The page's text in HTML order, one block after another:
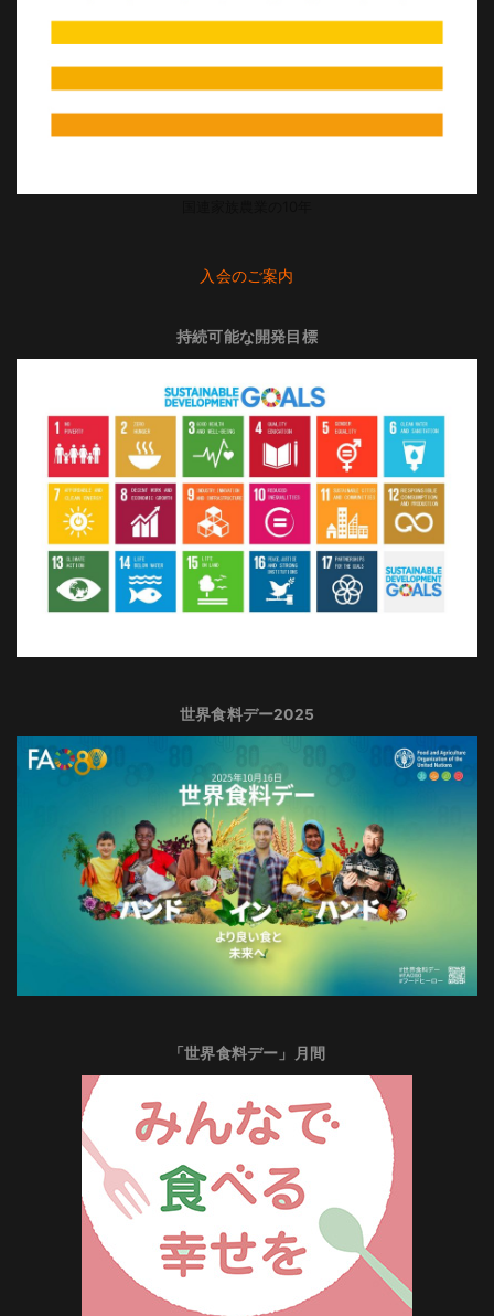
入会のご案内
持続可能な開発目標
世界食料デー2025
「世界食料デー」月間